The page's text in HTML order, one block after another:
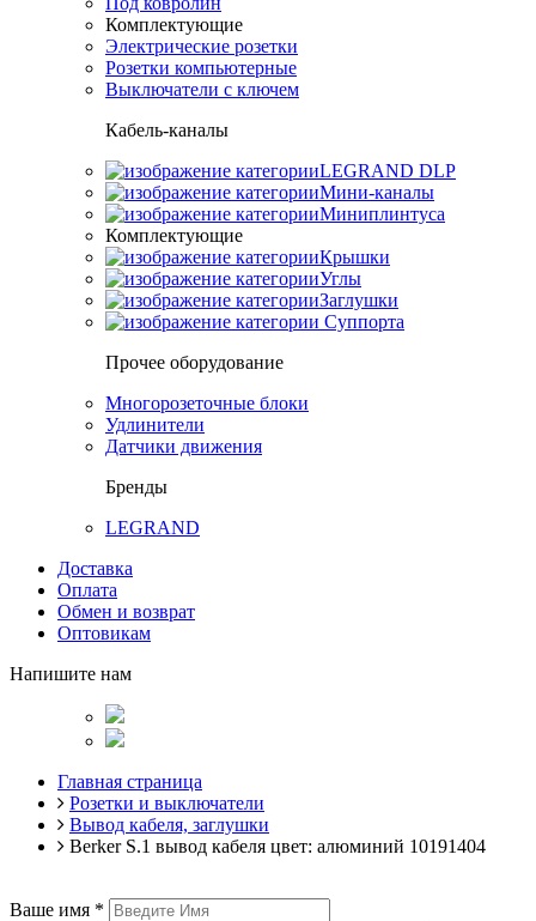
Комплектующие
Электрические розетки
Розетки компьютерные
Выключатели с ключем
Кабель-каналы
LEGRAND DLP
Мини-каналы
Миниплинтуса
Комплектующие
Крышки
Углы
Заглушки
Суппорта
Прочее оборудование
Многорозеточные блоки
Удлинители
Датчики движения
Бренды
LEGRAND
Доставка
Оплата
Обмен и возврат
Оптовикам
Напишите нам
Главная страница
Розетки и выключатели
Вывод кабеля, заглушки
Berker S.1 вывод кабеля цвет: алюминий 10191404
Ваше имя *